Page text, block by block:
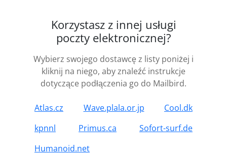
Korzystasz z innej usługi
poczty elektronicznej?
Wybierz swojego dostawcę z listy poniżej i
kliknij na niego, aby znaleźć instrukcje
dotyczące podłączenia go do Mailbird.
Atlas.cz Wave.plala.or.jp
Cool.dk
kpnnl
Primus.ca
Sofort-surf.de
Humanoid.net